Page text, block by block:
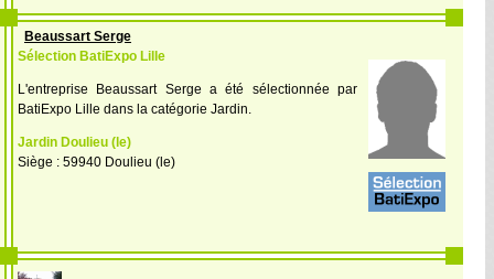
Beaussart Serge
Sélection BatiExpo Lille
L'entreprise Beaussart Serge a été sélectionnée par
BatiExpo Lille dans la catégorie Jardin.
Jardin Doulieu (le)
Siège : 59940 Doulieu (le)